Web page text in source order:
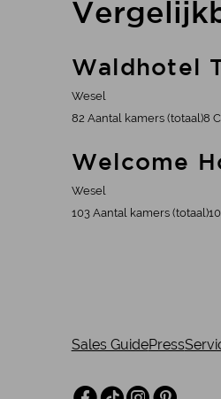
Waldhotel
Wesel
82 Aantal kamers (totaal)8
Waldhotel
Welcome
Wesel
103 Aantal kamers (totaal)
Welcome Hotel Wesel
Sales GuidePress
Facebook
TikTokInstagramPinterest